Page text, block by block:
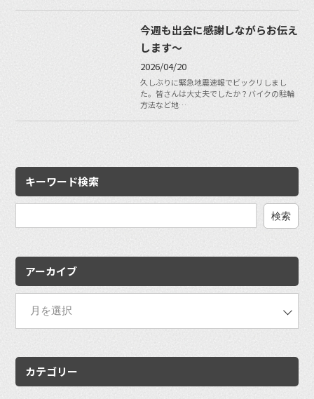
今週も出会に感謝しながらお伝え
します〜
2026/04/20
久しぶりに緊急地震速報でビックリしまし
た。皆さんは大丈夫でしたか？バイクの駐輪
方法など地…
キーワード検索
アーカイブ
カテゴリー